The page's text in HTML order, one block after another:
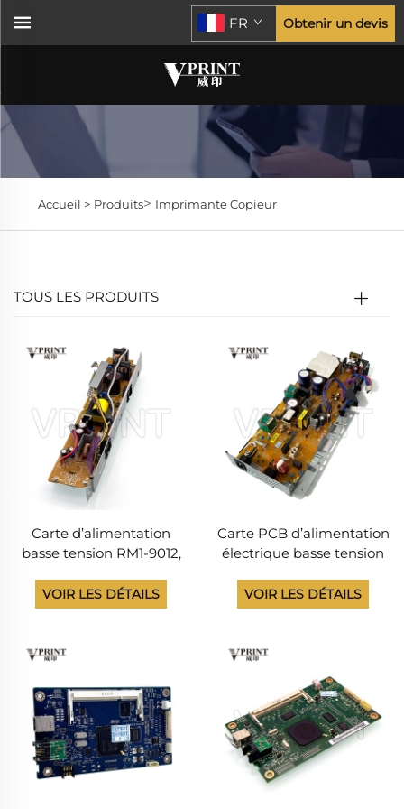
FR Obtenir un devis
Accueil > Produits> Imprimante Copieur
TOUS LES PRODUITS
Carte d’alimentation
basse tension RM1-9012,
9014 pour imprimante HP
LaserJet Pro 200 M251,
VOIR LES DÉTAILS
Carte PCB d’alimentation
électrique basse tension
RM3-7157-000CN, RM2-
7194 pour imprimantes
M554, M555 – Pièces
détachées pour
imprimantes
VOIR LES DÉTAILS